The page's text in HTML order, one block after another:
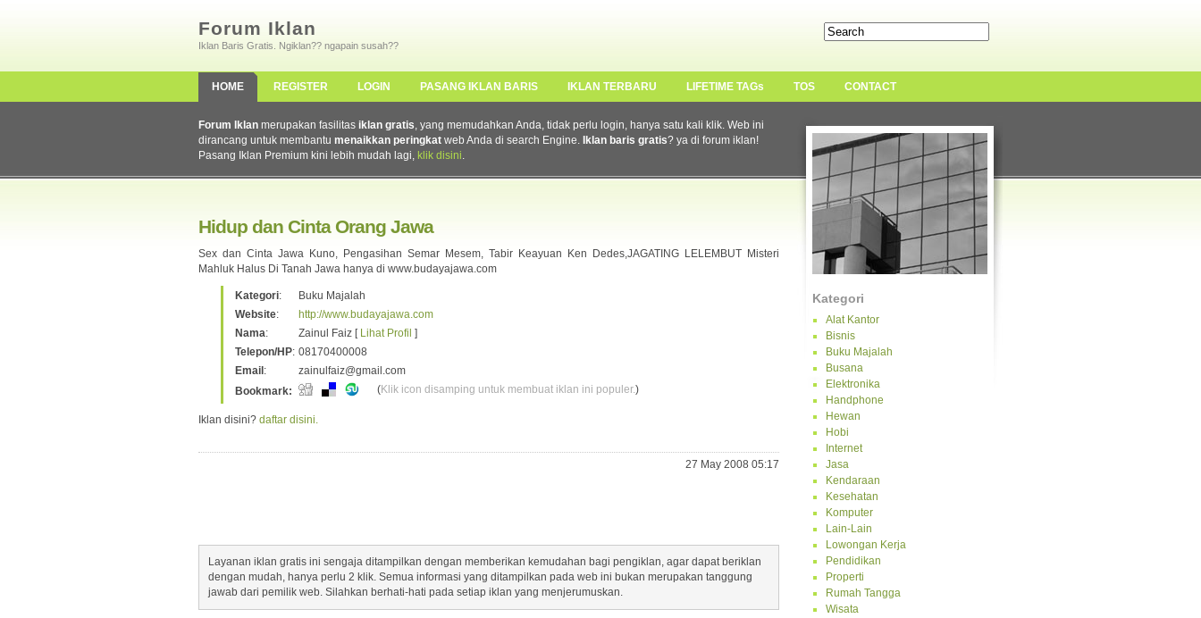
Forum Iklan
Iklan Baris Gratis. Ngiklan?? ngapain susah??
HOME REGISTER LOGIN PASANG IKLAN BARIS IKLAN TERBARU LIFETIME TAGs TOS CONTACT
Kategori
Alat Kantor
Bisnis
Buku Majalah
Busana
Elektronika
Handphone
Hewan
Hobi
Internet
Jasa
Kendaraan
Kesehatan
Komputer
Lain-Lain
Lowongan Kerja
Pendidikan
Properti
Rumah Tangga
Wisata
Forum Iklan merupakan fasilitas iklan gratis, yang memudahkan Anda, tidak perlu login, hanya satu kali klik. Web ini
dirancang untuk membantu menaikkan peringkat web Anda di search Engine. Iklan baris gratis? ya di forum iklan!
Pasang Iklan Premium kini lebih mudah lagi, klik disini.
Hidup dan Cinta Orang Jawa
Sex dan Cinta Jawa Kuno, Pengasihan Semar Mesem, Tabir Keayuan Ken Dedes,JAGATING LELEMBUT Misteri
Mahluk Halus Di Tanah Jawa hanya di www.budayajawa.com
Kategori:
Buku Majalah
Website:
http://www.budayajawa.com
Nama: Zainul Faiz [ Lihat Profil ]
Telepon/HP: 08170400008
Email :
zainulfaiz@gmail.com
Bookmark:
(Klik icon disamping untuk membuat iklan ini populer.)
Iklan disini? daftar disini.
27 May 2008 05:17
Layanan iklan gratis ini sengaja ditampilkan dengan memberikan kemudahan bagi pengiklan, agar dapat beriklan
dengan mudah, hanya perlu 2 klik. Semua informasi yang ditampilkan pada web ini bukan merupakan tanggung
jawab dari pemilik web. Silahkan berhati-hati pada setiap iklan yang menjerumuskan.